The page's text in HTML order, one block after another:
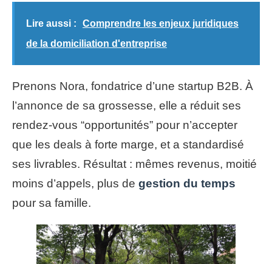
Lire aussi :
Comprendre les enjeux juridiques
de la domiciliation d'entreprise
Prenons Nora, fondatrice d’une startup B2B. À
l’annonce de sa grossesse, elle a réduit ses
rendez-vous “opportunités” pour n’accepter
que les deals à forte marge, et a standardisé
ses livrables. Résultat : mêmes revenus, moitié
moins d’appels, plus de gestion du temps
pour sa famille.